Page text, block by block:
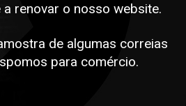
renovar o nosso website.
de algumas correias
para comércio.